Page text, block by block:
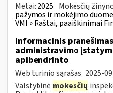
Metai: 2025 Mokesčių
pažymos ir mokėjimo
VMI » Raštai, paaiškinimai
Informacinis
administravimo
apibendrinto
Web turinio sąrašas 2025-
Valstybinė mokesčių